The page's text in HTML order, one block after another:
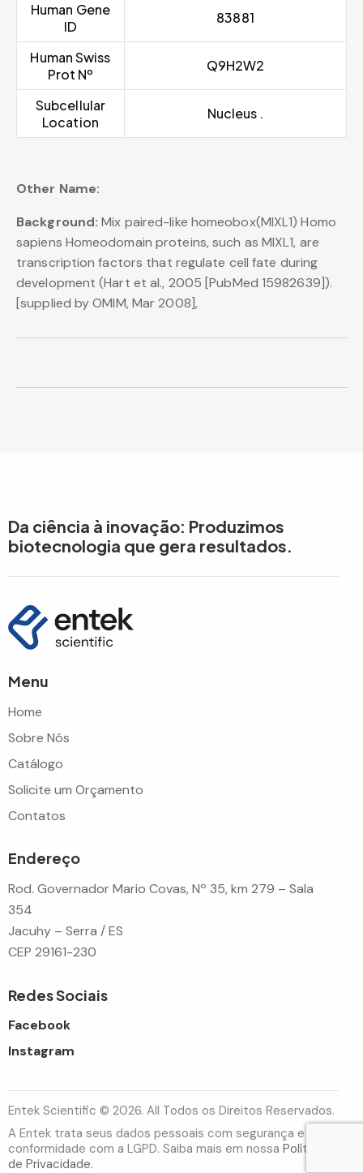
Human Gene
ID
83881
Human Swiss
Prot Nº
Q9H2W2
Subcellular
Location
Nucleus .
Other Name:
Background: Mix paired-like homeobox(MIXL1) Homo
sapiens Homeodomain proteins, such as MIXL1, are
transcription factors that regulate cell fate during
development (Hart et al., 2005 [PubMed 15982639]).
[supplied by OMIM, Mar 2008],
Da ciência à inovação: Produzimos
biotecnologia que gera resultados.
Menu
Home
Sobre Nós
Catálogo
Solicite um Orçamento
Contatos
Endereço
Rod. Governador Mario Covas, Nº 35, km 279 – Sala
354
Jacuhy – Serra / ES
CEP 29161-230
Redes Sociais
Facebook
Instagram
Entek Scientific © 2026. All Todos os Direitos Reservados.
A Entek trata seus dados pessoais com segurança e em
conformidade com a LGPD. Saiba mais em nossa Política
de Privacidade.